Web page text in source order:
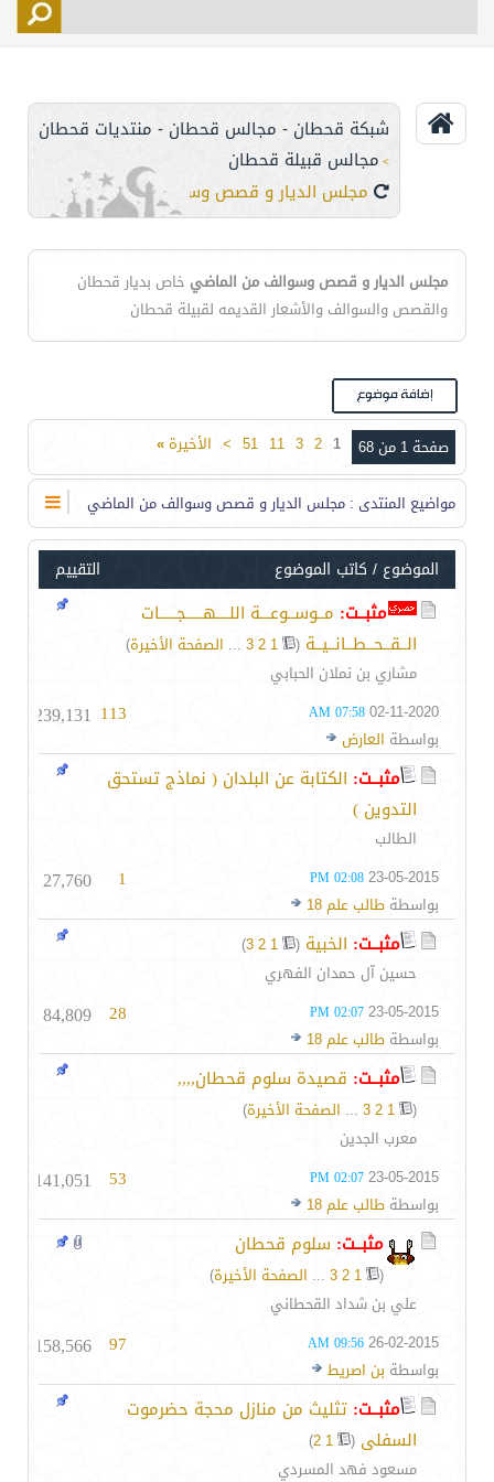
التحكم
شبكة قحطان - مجالس قحطان - منتديات قحطان
> مجالس قبيلة قحطان
مجلس الديار و قصص وسوالف من الماضي
مجلس الديار و قصص وسوالف من الماضي خاص بديار قحطان
والقصص والسوالف والأشعار القديمه لقبيلة قحطان
صفحة 1 من 68 1
2
3
11
51
> الأخيرة»
مواضيع المنتدى : مجلس الديار و قصص وسوالف من الماضي
التقييم الموضوع / كاتب الموضوع
مثبــت: مــوســوعـــة اللــــهـــــجـــــات
الــقــحــطــانــيــة (
1
2
3
... الصفحة الأخيرة)
مشاري بن نملان الحبابي
02-11-2020
07:58 AM
بواسطة العارض
113
239,131
مثبــت: الكتابة عن البلدان ( نماذج تستحق
التدوين )
الطالب
23-05-2015
02:08 PM
بواسطة طالب علم 18
1
27,760
مثبــت: الخبية (
1
2
3
)
حسين آل حمدان الفهري
23-05-2015
02:07 PM
بواسطة طالب علم 18
28
84,809
مثبــت: قصيدة سلوم قحطان,,,,
(
1
2
3
... الصفحة الأخيرة)
معرب الجدين
23-05-2015
02:07 PM
بواسطة طالب علم 18
53
141,051
مثبــت: سلوم قحطان
(
1
2
3
... الصفحة الأخيرة)
علي بن شداد القحطاني
26-02-2015
09:56 AM
بواسطة بن اصريط
97
158,566
مثبــت: تثليث من منازل محجة حضرموت
السفلى (
1
2
)
مسعود فهد المسردي